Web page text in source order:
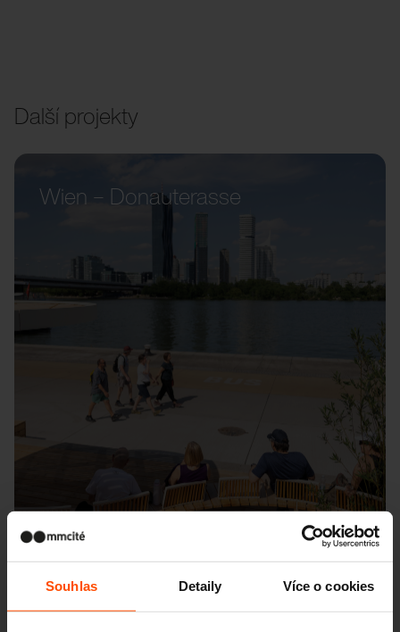
Souhlas Detaily Více o cookies
Další projekty
Wien – Donauterasse